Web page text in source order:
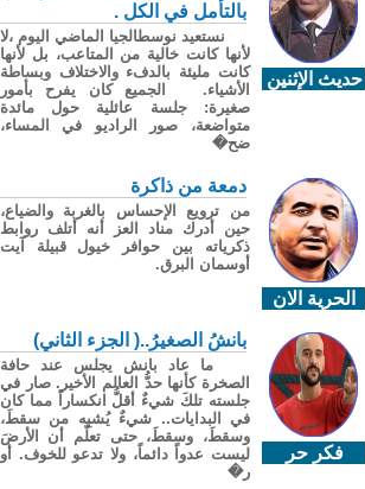
حديث الإثنين
بالتأمل في الكل .
نستعيد نوسطالجيا الماضي اليوم ،لا
لأنها كانت خالية من المتاعب، بل لأنها
كانت مليئة بالدفء والاختلاف وبساطة
الأشياء. الجميع كان يفرح بأمور
صغيرة: جلسة عائلية حول مائدة
متواضعة، صور الراديو في المساء،
ضح�
الحرية الان
دمعة من ذاكرة
من ترويع الإحساس بالغربة والضياع،
حين أدرك مناد العز أنه أتلف روابط
ذكرياته بين حوافر خيول قبيلة آيت
أوسمان البرق.
فكر حر
بانشُ الصغيرُ..( الجزء الثاني)
ما عاد بانش يجلس عند حافة
الصخرة كأنها حدُّ العالم الأخير. صار في
جلسته تلكَ شيءٌ أقلُّ انكساراً مما كان
في البدايات.. شيءٌ يُشبِه من سقطَ،
وسقطَ، وسقطَ، حتى تعلّم أن الأرضَ
ليست عدواً دائماً، ولا تدعو للخوف. أو
ر�